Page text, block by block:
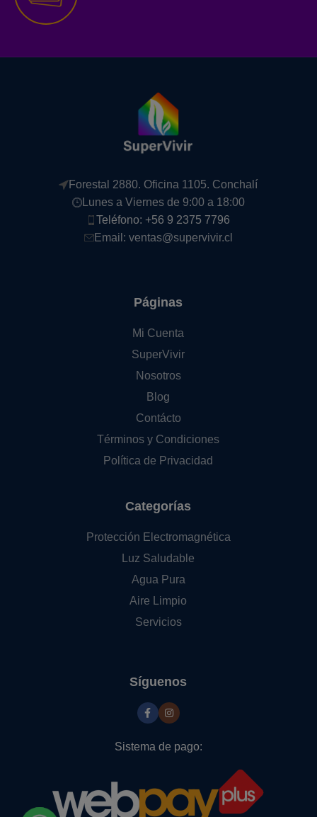
Forestal 2880. Oficina 1105. Conchalí
Lunes a Viernes de 9:00 a 18:00
Teléfono: +56 9 2375 7796
Email: ventas@supervivir.cl
Páginas
Mi Cuenta
SuperVivir
Nosotros
Blog
Contácto
Términos y Condiciones
Política de Privacidad
Categorías
Protección Electromagnética
Luz Saludable
Agua Pura
Aire Limpio
Servicios
Síguenos
Sistema de pago: